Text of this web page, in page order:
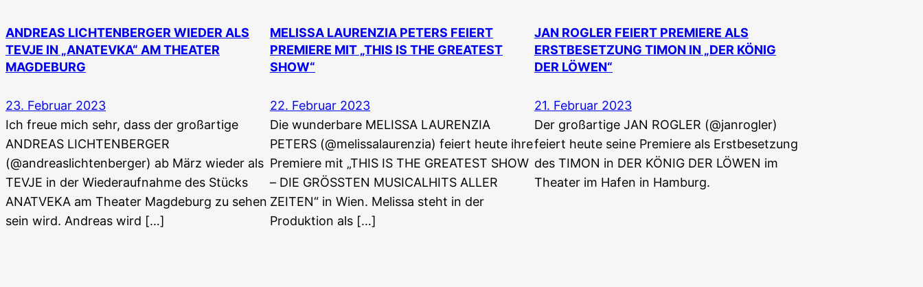
ANDREAS LICHTENBERGER WIEDER ALS
TEVJE IN „ANATEVKA“ AM THEATER
MAGDEBURG
23. Februar 2023
Ich freue mich sehr, dass der großartige
ANDREAS LICHTENBERGER
(@andreaslichtenberger) ab März wieder als
TEVJE in der Wiederaufnahme des Stücks
ANATVEKA am Theater Magdeburg zu sehen
sein wird. Andreas wird […]
MELISSA LAURENZIA PETERS FEIERT
PREMIERE MIT „THIS IS THE GREATEST
SHOW“
22. Februar 2023
Die wunderbare MELISSA LAURENZIA
PETERS (@melissalaurenzia) feiert heute ihre
Premiere mit „THIS IS THE GREATEST SHOW
– DIE GRÖSSTEN MUSICALHITS ALLER
ZEITEN“ in Wien. Melissa steht in der
Produktion als […]
JAN ROGLER FEIERT PREMIERE ALS
ERSTBESETZUNG TIMON IN „DER KÖNIG
DER LÖWEN“
21. Februar 2023
Der großartige JAN ROGLER (@janrogler)
feiert heute seine Premiere als Erstbesetzung
des TIMON in DER KÖNIG DER LÖWEN im
Theater im Hafen in Hamburg.